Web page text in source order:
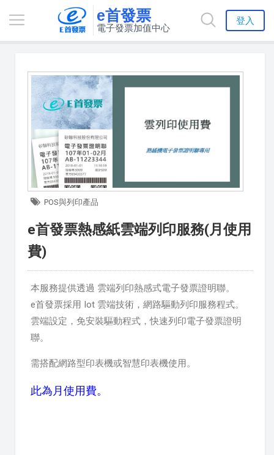
e首發票
電子發票加值中心
登入
POS與列印產品
e首發票熱感紙雲端列印服務(月使用
費)
本服務提供透過 雲端列印熱感式電子發票證明聯。
e首發票採用 Iot 雲端技術，網路驅動列印服務程式。
雲端設定，免安裝驅動程式，快速列印電子發票證明
聯。
需搭配網路型印表機或智慧印表機使用。
此為月使用費。